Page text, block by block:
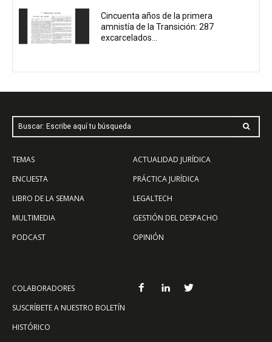
Cincuenta años de la primera
amnistía de la Transición: 287
excarcelados...
Buscar: Escribe aquí tu búsqueda
TEMAS
ENCUESTA
LIBRO DE LA SEMANA
MULTIMEDIA
PODCAST
ACTUALIDAD JURÍDICA
PRÁCTICA JURÍDICA
LEGALTECH
GESTIÓN DEL DESPACHO
OPINIÓN
COLABORADORES
SUSCRÍBETE A NUESTRO BOLETÍN
HISTÓRICO